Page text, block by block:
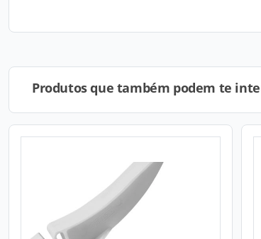
Produtos que também podem te